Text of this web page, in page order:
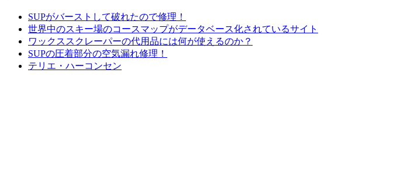
SUPがバーストして破れたので修理！
世界中のスキー場のコースマップがデータベース化されているサイト
ワックススクレーパーの代用品には何が使えるのか？
SUPの圧着部分の空気漏れ修理！
テリエ・ハーコンセン